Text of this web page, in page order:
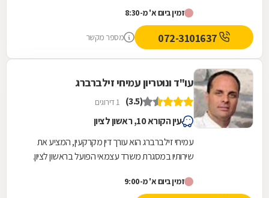
מלא במקרה. היה זמין עבורי תמיד גם בשעות לא
שיגרתיות ואפילו בשבת . כל עצה שלו שווה זהב .
נתן לי שקט ורוגע נפשי לעבור ימים מורכבים
וסוערים. אילן תודה מקרב לב ומאחל לך בריאות
ולכל כך הרבה אנשים .
זמין ביום א' מ-8:30
מספר מקשר
עו"ד ונוטריון עמיחי זילברברג
(3.5) 1 דירוגים
עין הקורא 10, ראשון לציון
עמיחי זילברברג הוא עורך דין מקרקעין, המציע את
שירותיו במסגרת משרד עצמאי הפועל בראשון לציון.
בכל...זמין ביום א' מ-9:00